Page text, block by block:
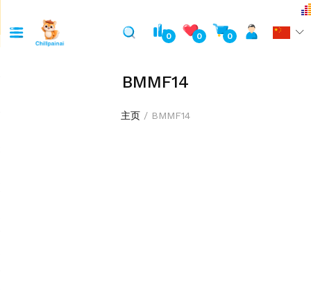
0 0 0
BMMF14
主页 BMMF14